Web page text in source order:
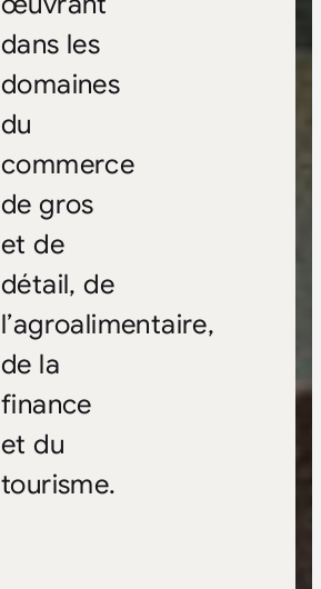
dans les
domaines
du
commerce
de gros
et de
détail, de
l’agroalimentaire,
de la
finance
et du
tourisme.